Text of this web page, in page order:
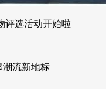
评选活动开始啦
潮流新地标